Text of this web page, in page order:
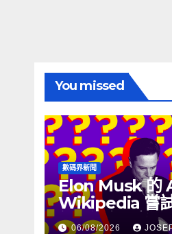
You missed
數碼界新聞
Elon Musk 的
Wikipedia 嘗
個月沒有更新了
06/08/2026